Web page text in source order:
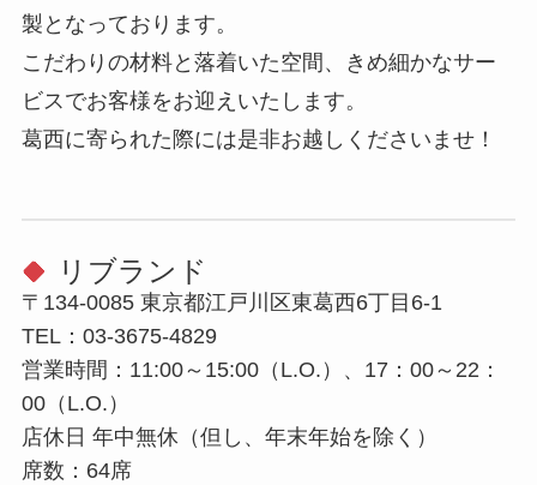
製となっております。
こだわりの材料と落着いた空間、きめ細かなサー
ビスでお客様をお迎えいたします。
葛西に寄られた際には是非お越しくださいませ！
リブランド
〒134-0085 東京都江戸川区東葛西6丁目6-1
TEL：03-3675-4829
営業時間：11:00～15:00（L.O.）、17：00～22：
00（L.O.）
店休⽇ 年中無休（但し、年末年始を除く）
席数：64席